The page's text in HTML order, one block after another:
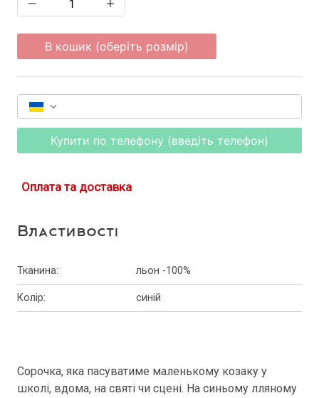
В кошик (оберіть розмір)
Купити по телефону (введіть телефон)
Оплата та доставка
Властивості
Тканина: льон -100%
Колір: синій
Сорочка, яка пасуватиме маленькому козаку у
школі, вдома, на святі чи сцені. На синьому лляному